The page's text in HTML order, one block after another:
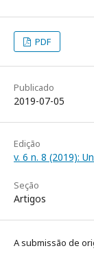
PDF
Publicado
2019-07-05
Edição
v. 6 n. 8 (2019):
Seção
Artigos
A submissão de